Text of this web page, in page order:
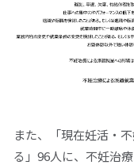
また、「現在妊活・
る」 96人に、不妊治